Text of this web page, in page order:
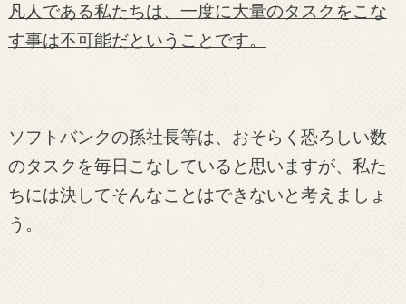
凡人である私たちは、一度に大量のタスクをこな
す事は不可能だということです。
ソフトバンクの孫社長等は、おそらく恐ろしい数
のタスクを毎日こなしていると思いますが、私た
ちには決してそんなことはできないと考えましょ
う。